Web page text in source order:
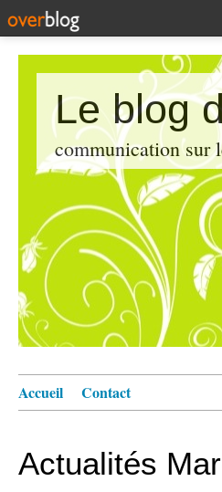
Le blog
communication sur
Accueil Contact
Actualités